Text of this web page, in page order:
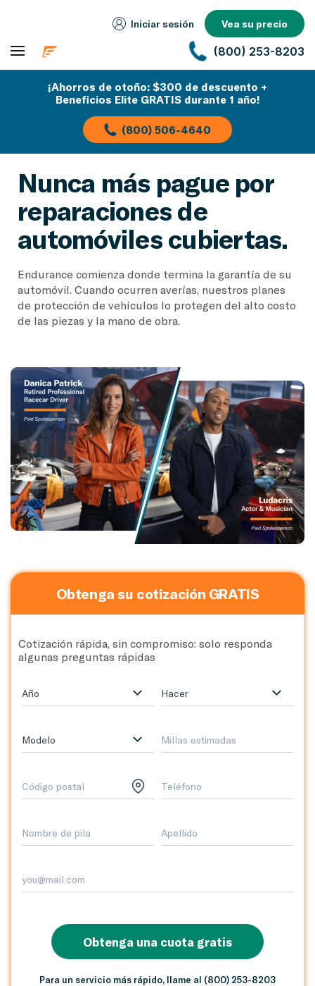
Iniciar sesión Vea su precio
(800) 253-8203
¡Ahorros de otoño: $300 de descuento +
Beneficios Elite GRATIS durante 1 año!
(800) 506-4640
Nunca más pague por
reparaciones de
automóviles cubiertas.
Endurance comienza donde termina la garantía de su
automóvil. Cuando ocurren averías, nuestros planes
de protección de vehículos lo protegen del alto costo
de las piezas y la mano de obra.
Obtenga su cotización GRATIS
Cotización rápida, sin compromiso: solo responda
algunas preguntas rápidas
Año Hacer
Modelo
Obtenga una cuota gratis
Para un servicio más rápido, llame al (800) 253-8203